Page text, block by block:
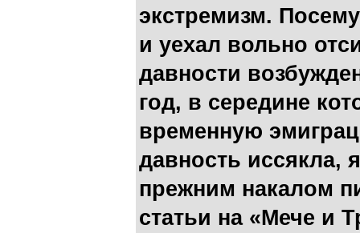
экстремизм.
и уехал вольно
давности
год, в середине
временную
давность иссякла,
прежним накалом
статьи на «Мече и